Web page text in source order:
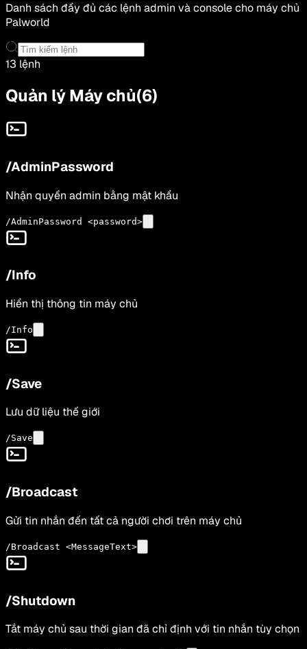
Danh sách đầy đủ các lệnh admin và console cho máy chủ
Palworld
13 lệnh
Quản lý Máy chủ(6)
/AdminPassword
Nhận quyền admin bằng mật khẩu
/AdminPassword <password>
/Info
Hiển thị thông tin máy chủ
/Info
/Save
Lưu dữ liệu thế giới
/Save
/Broadcast
Gửi tin nhắn đến tất cả người chơi trên máy chủ
/Broadcast <MessageText>
/Shutdown
Tắt máy chủ sau thời gian đã chỉ định với tin nhắn tùy chọn